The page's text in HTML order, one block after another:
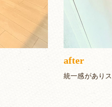
after
統一感があり